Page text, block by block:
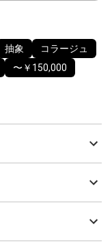
抽象
コラージュ
〜￥150,000